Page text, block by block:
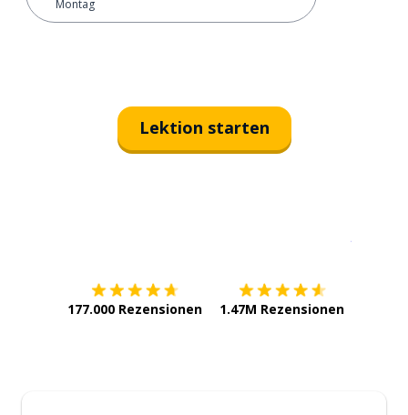
Montag
Lektion starten
177.000 Rezensionen 1.47M Rezensionen